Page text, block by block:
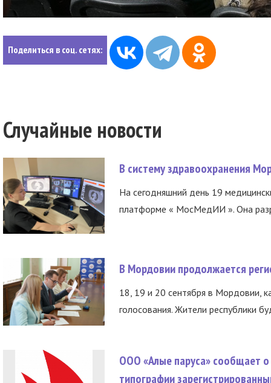
Поделиться в соц. сетях:
Случайные новости
В систему здравоохранения
На сегодняшний день 19
платформе « МосМедИИ ». Она
В Мордовии продолжается
18, 19 и 20 сентября в Мордовии,
голосования. Жители республики
ООО «Алые паруса» сообщает о
типографии